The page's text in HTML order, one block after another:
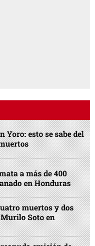
Yoro: esto se sabe del
a más de 400
en Honduras
muertos y dos
Soto en